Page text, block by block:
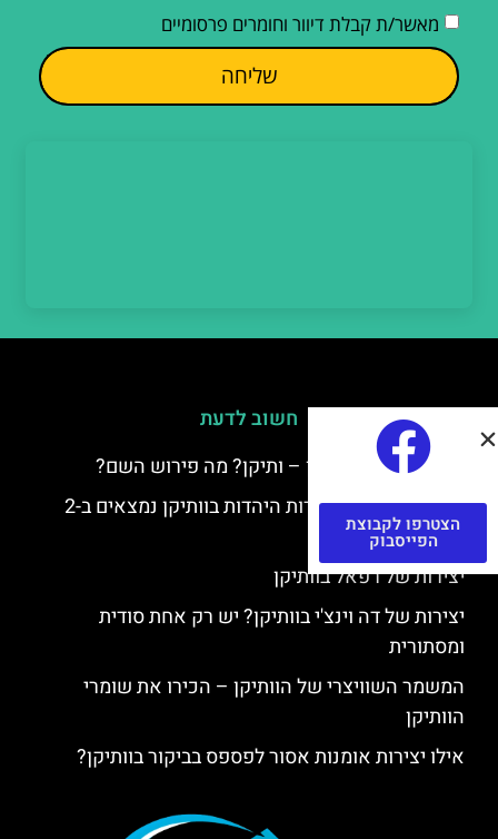
מאשר/ת קבלת דיוור וחומרים פרסומיים
שליחה
חשוב לדעת
למה קוראים לוותיקן – ותיקן? מה פירוש השם?
כתב יד ותיקן – אוצרות היהדות בוותיקן נמצאים ב-2
כתבי יד עתיקים
יצירות של רפאל בוותיקן
יצירות של דה וינצ'י בוותיקן? יש רק אחת סודית
ומסתורית
המשמר השוויצרי של הוותיקן – הכירו את שומרי
הוותיקן
אילו יצירות אומנות אסור לפספס בביקור בוותיקן?
הצטרפו לקבוצת
הפייסבוק